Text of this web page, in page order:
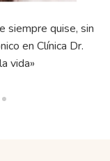
siempre quise, sin
en Clínica Dr.
vida»